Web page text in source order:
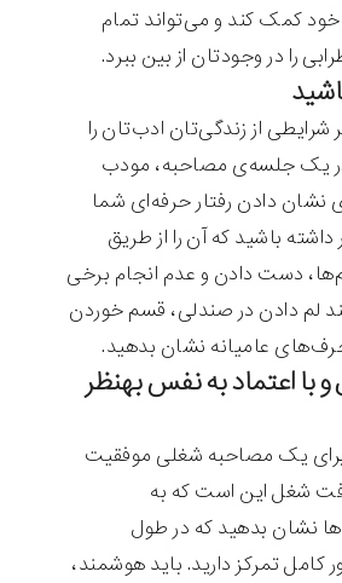
کمک کند و می‌تواند تمام
را در وجودتان از بین ببرد.
شرایطی از زندگی‌تان ادب‌تان را
یک جلسه‌ی مصاحبه، مودب
نشان دادن رفتار حرفه‌ای شما
باشید که آن را از طریق
دست دادن و عدم انجام برخی
لم دادن در صندلی، قسم خوردن
حرف‌های عامیانه نشان بدهید.
و با اعتماد به نفس بهنظر
یک مصاحبه شغلی موفقیت
شغل این است که به
نشان بدهید که در طول
کامل تمرکز دارید. باید هوشمند،